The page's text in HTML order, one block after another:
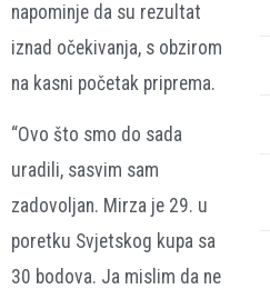
napominje da su rezultat
iznad očekivanja, s obzirom
na kasni početak priprema.
“Ovo što smo do sada
uradili, sasvim sam
zadovoljan. Mirza je 29. u
poretku Svjetskog kupa sa
30 bodova. Ja mislim da ne